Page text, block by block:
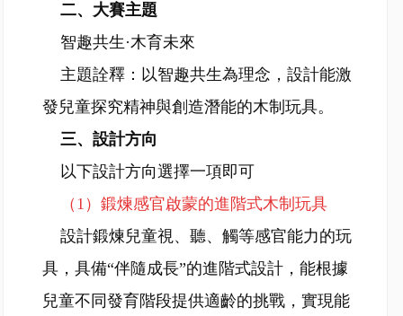
二、大賽主題
智趣共生·木育未來
主題詮釋：以智趣共生為理念，設計能激
發兒童探究精神與創造潛能的木制玩具。
三、設計方向
以下設計方向選擇一項即可
（1）鍛煉感官啟蒙的進階式木制玩具
設計鍛煉兒童視、聽、觸等感官能力的玩
具，具備“伴隨成長”的進階式設計，能根據
兒童不同發育階段提供適齡的挑戰，實現能